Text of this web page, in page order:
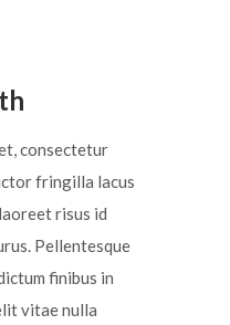
consectetur
fringilla lacus
risus id
Pellentesque
finibus in
vitae nulla